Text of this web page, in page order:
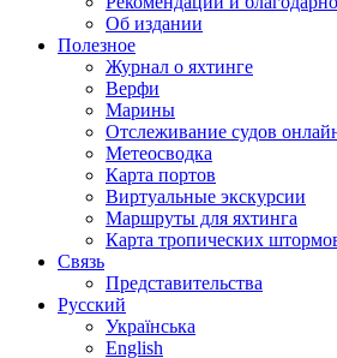
Об издании
Полезное
Журнал о яхтинге
Верфи
Марины
Отслеживание судов
Метеосводка
Карта портов
Виртуальные экскурсии
Маршруты для яхтинга
Карта тропических
Связь
Представительства
Русский
Українська
English